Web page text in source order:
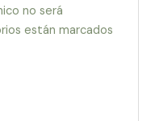
no será
están marcados